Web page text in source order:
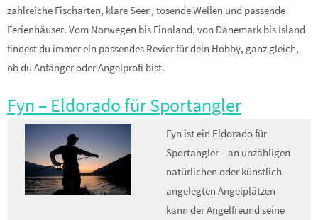
zahlreiche Fischarten, klare Seen, tosende Wellen und passende
Ferienhäuser. Vom Norwegen bis Finnland, von Dänemark bis Island
findest du immer ein passendes Revier für dein Hobby, ganz gleich,
ob du Anfänger oder Angelprofi bist.
Fyn – Eldorado für Sportangler
Fyn ist ein Eldorado für
Sportangler – an unzähligen
natürlichen oder künstlich
angelegten Angelplätzen
kann der Angelfreund seine